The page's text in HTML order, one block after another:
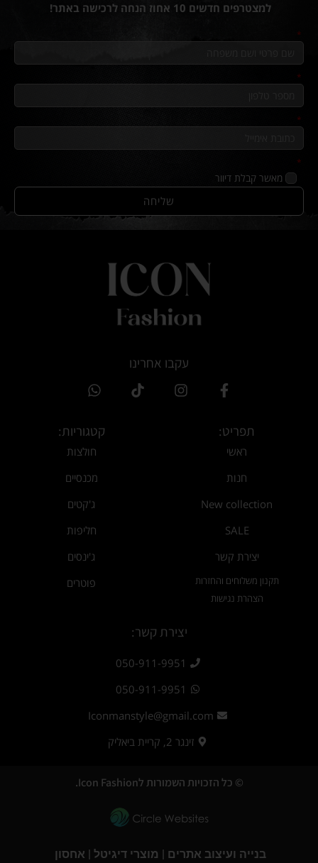
למצטרפים חדשים 10 אחוז הנחה לרכישה באתר!
מאשר קבלת דיוור
שליחה
עקבו אחרינו
תפריט:
ראשי
חנות
New collection
SALE
יצירת קשר
תקנון משלוחים והחזרות
הצהרת נגישות
קטגוריות:
חולצות
מכנסיים
ג'קטים
חליפות
ג'ינסים
פוטרים
יצירת קשר:
050-911-9951
050-911-9951
Iconmanstyle@gmail.com
זינגר 2, קריית ביאליק
© כל הזכויות השמורות לIcon Fashion.
בנייה ועיצוב אתרים | מוצרי דיגיטל | אחסון